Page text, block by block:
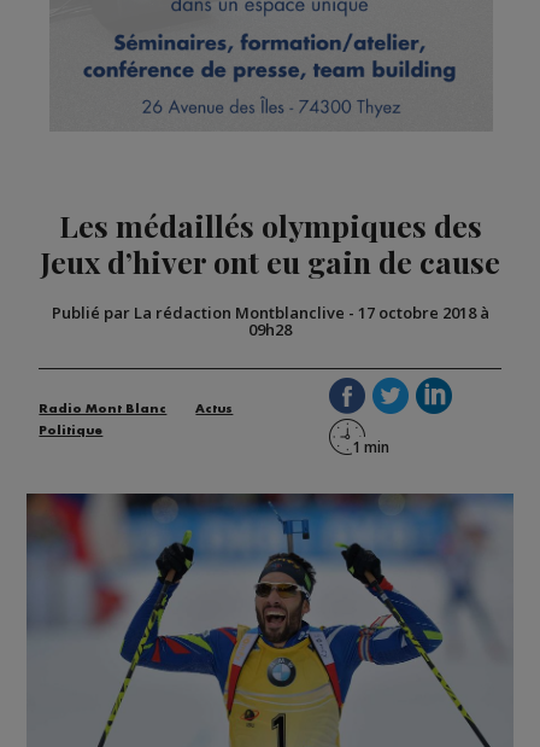
Les médaillés olympiques des
Jeux d’hiver ont eu gain de cause
Publié par La rédaction Montblanclive - 17 octobre 2018 à
09h28
Radio Mont Blanc
Actus
Politique